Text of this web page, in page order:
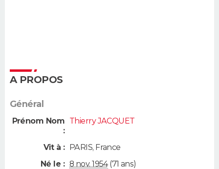
A PROPOS
Général
Prénom Nom
:
Thierry JACQUET
Vit à : PARIS, France
Né le : 8 nov. 1954(71 ans)